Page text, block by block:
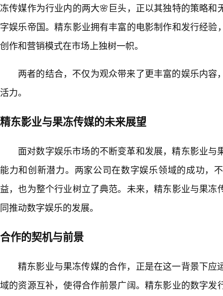
冻传媒作为行业内的两大🌸巨头，正以其独特的策略和
字娱乐帝国。精东影业拥有丰富的电影制作和发行经验
创作和营销模式在市场上独树一帜。
两者的结合，不仅为观众带来了更丰富的娱乐内容
活力。
精东影业与果冻传媒的未来展望
面对数字娱乐市场的不断变革和发展，精东影业与
能力和创新潜力。两家公司在数字娱乐领域的成功，
益，也为整个行业树立了典范。未来，精东影业与果冻
同推动数字娱乐的发展。
合作的契机与前景
精东影业与果冻传媒的合作，正是在这一背景下应
域的资源互补，使得合作前景广阔。精东影业的数字发